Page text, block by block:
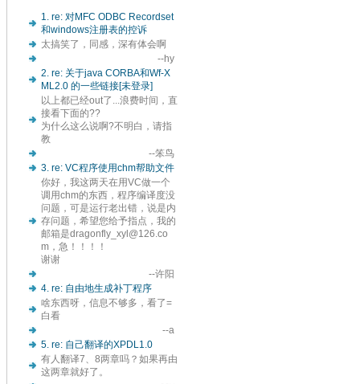
1. re: 对MFC ODBC Recordset
和windows注册表的控诉
太搞笑了，同感，深有体会啊
--hy
2. re: 关于java CORBA和Wf-X
ML2.0 的一些链接[未登录]
以上都已经out了...浪费时间，直
接看下面的??
为什么这么说啊?不明白，请指
教
--笨鸟
3. re: VC程序使用chm帮助文件
你好，我这两天在用VC做一个
调用chm的东西，程序编译度没
问题，可是运行老出错，说是内
存问题，希望您给予指点，我的
邮箱是dragonfly_xyl@126.co
m，急！！！！
谢谢
--许阳
4. re: 自由地生成补丁程序
啥东西呀，信息不够多，看了=
白看
--a
5. re: 自己翻译的XPDL1.0
有人翻译7、8两章吗？如果再由
这两章就好了。